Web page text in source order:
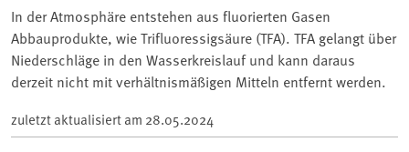
In der Atmosphäre entstehen aus fluorierten Gasen
Abbauprodukte, wie Trifluoressigsäure (TFA). TFA gelangt über
Niederschläge in den Wasserkreislauf und kann daraus
derzeit nicht mit verhältnismäßigen Mitteln entfernt werden.
zuletzt aktualisiert am 28.05.2024